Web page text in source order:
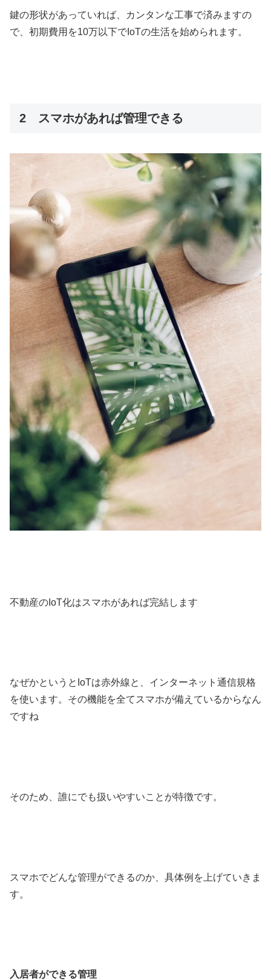
鍵の形状があっていれば、カンタンな工事で済みますの
で、初期費用を10万以下でIoTの生活を始められます。
2 スマホがあれば管理できる
不動産のIoT化はスマホがあれば完結します
なぜかというとIoTは赤外線と、インターネット通信規格
を使います。その機能を全てスマホが備えているからなん
ですね
そのため、誰にでも扱いやすいことが特徴です。
スマホでどんな管理ができるのか、具体例を上げていきま
す。
入居者ができる管理